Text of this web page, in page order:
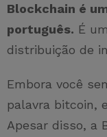
Blockchain é
português. É
distribuição de
Embora você
palavra bitcoin,
Apesar disso, a